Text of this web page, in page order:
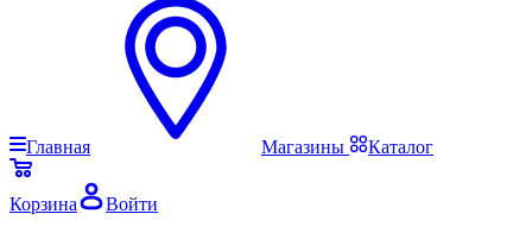
Главная Магазины Каталог
Корзина Войти